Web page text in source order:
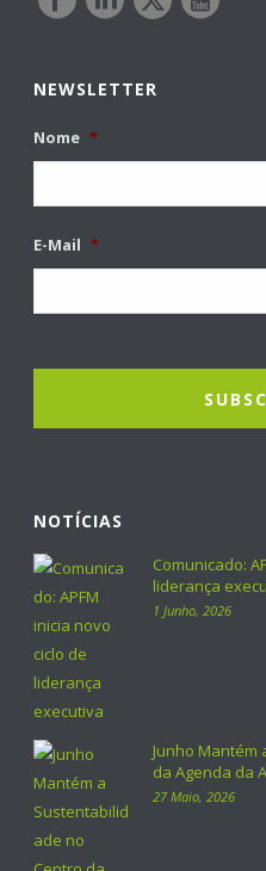
NEWSLETTER
Nome *
E-Mail *
NOTÍCIAS
Comunicado:
liderança
1 Junho, 2026
Junho
da Agenda da
27 Maio, 2026